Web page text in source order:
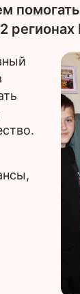
регионах